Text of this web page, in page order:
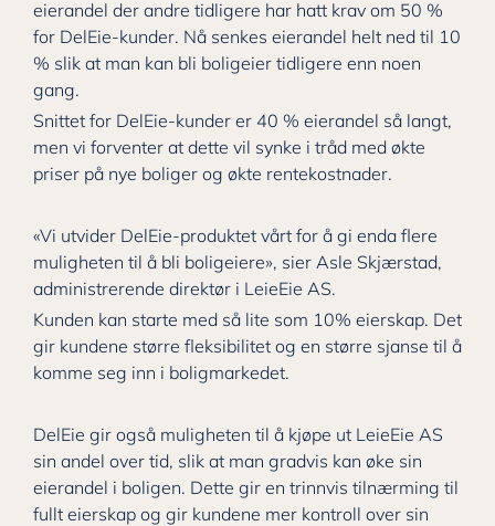
eierandel der andre tidligere har hatt krav om 50 %
for DelEie-kunder. Nå senkes eierandel helt ned til 10
% slik at man kan bli boligeier tidligere enn noen
gang.
Snittet for DelEie-kunder er 40 % eierandel så langt,
men vi forventer at dette vil synke i tråd med økte
priser på nye boliger og økte rentekostnader.
«Vi utvider DelEie-produktet vårt for å gi enda flere
muligheten til å bli boligeiere», sier Asle Skjærstad,
administrerende direktør i LeieEie AS.
Kunden kan starte med så lite som 10% eierskap. Det
gir kundene større fleksibilitet og en større sjanse til å
komme seg inn i boligmarkedet.
DelEie gir også muligheten til å kjøpe ut LeieEie AS
sin andel over tid, slik at man gradvis kan øke sin
eierandel i boligen. Dette gir en trinnvis tilnærming til
fullt eierskap og gir kundene mer kontroll over sin